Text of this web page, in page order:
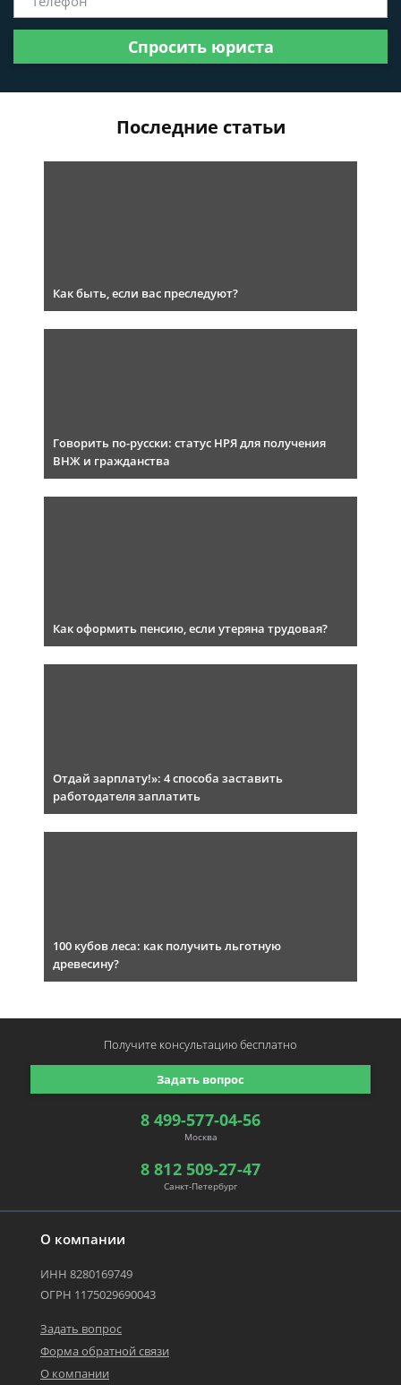
Спросить юриста
Последние статьи
Как быть, если вас преследуют?
Говорить по-русски: статус НРЯ для получения
ВНЖ и гражданства
Как оформить пенсию, если утеряна трудовая?
Отдай зарплату!»: 4 способа заставить
работодателя заплатить
100 кубов леса: как получить льготную
древесину?
О компании
ИНН 8280169749
ОГРН 1175029690043
Задать вопрос
Форма обратной связи
О компании
8 499-577-04-56
Москва
8 812 509-27-47
Санкт-Петербург
Задать вопрос
Получите консультациюбесплатно